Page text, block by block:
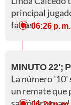
principal
faltas!06:26 p. m.
MINUTO 22';
La número
un remate que
salvó Uruguay!